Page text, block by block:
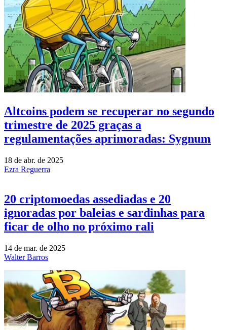
Altcoins podem se recuperar no segundo
trimestre de 2025 graças a
regulamentações aprimoradas: Sygnum
18 de abr. de 2025
Ezra Reguerra
20 criptomoedas assediadas e 20
ignoradas por baleias e sardinhas para
ficar de olho no próximo rali
14 de mar. de 2025
Walter Barros